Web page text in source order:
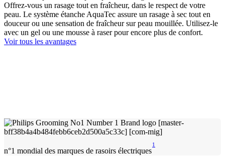
Offrez-vous un rasage tout en fraîcheur, dans le respect de votre
peau. Le système étanche AquaTec assure un rasage à sec tout en
douceur ou une sensation de fraîcheur sur peau mouillée. Utilisez-le
avec un gel ou une mousse à raser pour encore plus de confort.
Voir tous les avantages
n°1 mondial des marques de rasoirs électriques
1